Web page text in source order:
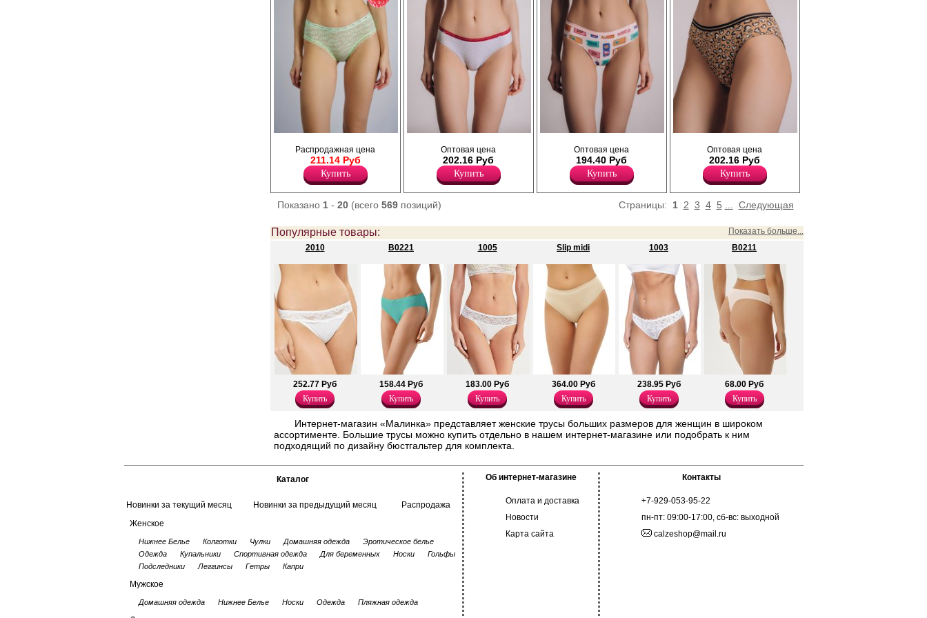
Распродажная цена
211.14 Руб
Купить
Хлопок 95%
Эластан 5%
Оптовая цена
202.16 Руб
Купить
полотна с добавлением эластана,
повышающий прочность и качество
одежды, создавая идеальное облегание
фигуры. Имеют среднюю посадку, мягкую и
эластичную тонкую резинку по талии,
удерживающие трусы во время носки.
Модель выполнена в розовом цвете с
Гигиеничная хлопковая ластовица
позволяет избежать трения и
раздражения кожи. Тактильно приятные на
чувствительной кожи. Удобная и
комфортная модель для повседневного
нижнего белья.
Эластан 5%
Хлопок 95%
Оптовая цена
194.40 Руб
Купить
рисунком сердечки, из мягкого бамбуко-
хлопкового полотна с добавлением
эластана, повышающий прочность и
качество одежды, создавая идеальное
облегание фигуры (бамбук 47,5%, хлопок
47,5%, эластан 5%). Имеют среднюю
посадку, мягкую и эластичную резинку по
носки. Гигиеничная хлопковая ластовица
позволяет избежать трения и
раздражения кожи. Удобная и комфортная
Рекомендуется бережная стирка при 30С.
Оптовая цена
202.16 Руб
Купить
Страницы: 1 2 3 4 5 Следующая
Показано 1- 20(всего 569позиций)
Популярные товары:
Показать больше...
2010
252.77 Руб
Купить
B0221
158.44 Руб
Купить
1005
183.00 Руб
Купить
Slip midi
364.00 Руб
Купить
1003
238.95 Руб
Купить
B0211
68.00 Руб
Купить
Интернет-магазин «Малинка» представляет женские трусы больших размеров для женщин в широком
ассортименте. Большие трусы можно купить отдельно в нашем интернет-магазине или подобрать к ним
подходящий по дизайну бюстгальтер для комплекта.
Каталог
Новинки за текущий месяц Новинки за предыдущий месяц
Распродажа
Женское
Нижнее Белье Колготки Чулки Домашняя одежда
Эротическое белье
Одежда
Купальники Спортивная одежда Для беременных Носки
Гольфы
Подследники
Леггинсы Гетры Капри
Мужское
Домашняя одежда Нижнее Белье Носки Одежда Пляжная одежда
Об интернет-магазине
Оплата и доставка
Новости
Карта сайта
Контакты
+7-929-053-95-22
пн-пт: 09:00-17:00, сб-вс: выходной
calzeshop@mail.ru